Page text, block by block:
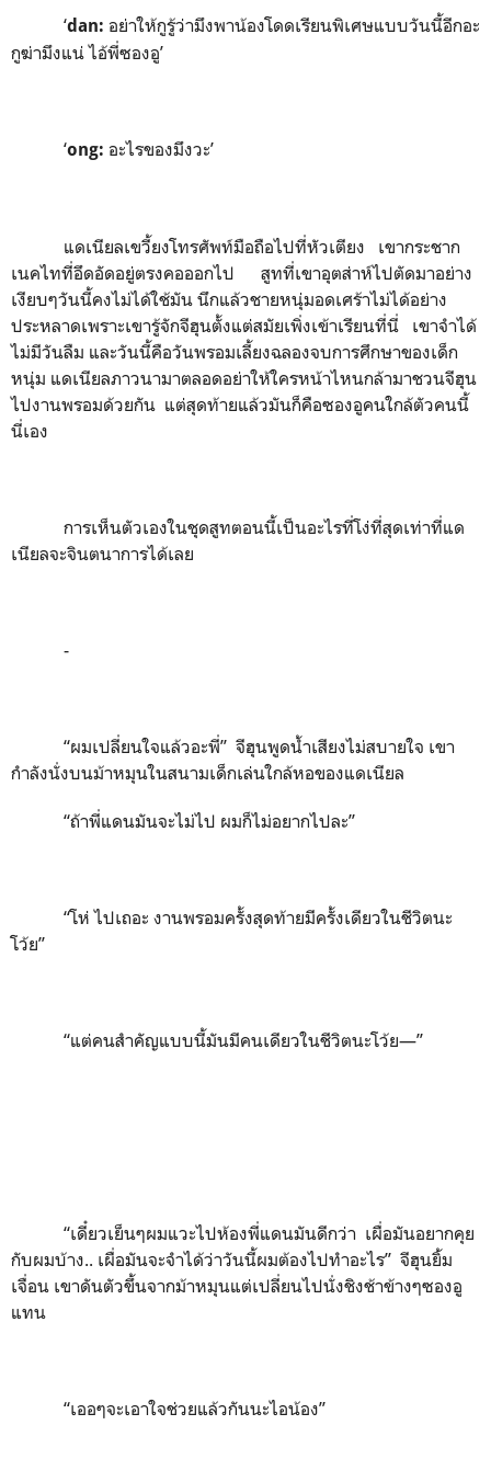
‘dan: อย่าให้กูรู้ว่ามึงพาน้องโดดเรียนพิเศษแบบวันนี้อีกอะ
กูฆ่ามึงแน่ ไอ้พี่ซองอู’
‘ong: อะไรของมึงวะ’
แดเนียลเขวี้ยงโทรศัพท์มือถือไปที่หัวเตียง เขากระชาก
เนคไทที่อึดอัดอยู่ตรงคอออกไป สูทที่เขาอุตส่าห์ไปตัดมาอย่าง
เงียบๆวันนี้คงไม่ได้ใช้มัน นึกแล้วชายหนุ่มอดเศร้าไม่ได้อย่าง
ประหลาดเพราะเขารู้จักจีฮุนตั้งแต่สมัยเพิ่งเข้าเรียนที่นี่ เขาจำได้
ไม่มีวันลืม และวันนี้คือวันพรอมเลี้ยงฉลองจบการศึกษาของเด็ก
หนุ่ม แดเนียลภาวนามาตลอดอย่าให้ใครหน้าไหนกล้ามาชวนจีฮุน
ไปงานพรอมด้วยกัน แต่สุดท้ายแล้วมันก็คือซองอูคนใกล้ตัวคนนี้
นี่เอง
การเห็นตัวเองในชุดสูทตอนนี้เป็นอะไรที่โง่ที่สุดเท่าที่แด
เนียลจะจินตนาการได้เลย
-
“ผมเปลี่ยนใจแล้วอะพี่” จีฮุนพูดน้ำเสียงไม่สบายใจ เขา
กำลังนั่งบนม้าหมุนในสนามเด็กเล่นใกล้หอของแดเนียล
“ถ้าพี่แดนมันจะไม่ไป ผมก็ไม่อยากไปละ”
“โห่ ไปเถอะ งานพรอมครั้งสุดท้ายมีครั้งเดียวในชีวิตนะ
โว้ย”
“แต่คนสำคัญแบบนี้มันมีคนเดียวในชีวิตนะโว้ย—”
“เดี๋ยวเย็นๆผมแวะไปห้องพี่แดนมันดีกว่า เผื่อมันอยากคุย
กับผมบ้าง.. เผื่อมันจะจำได้ว่าวันนี้ผมต้องไปทำอะไร” จีฮุนยิ้ม
เจื่อน เขาดันตัวขึ้นจากม้าหมุนแต่เปลี่ยนไปนั่งชิงช้าข้างๆซองอู
แทน
“เออๆจะเอาใจช่วยแล้วกันนะไอน้อง”